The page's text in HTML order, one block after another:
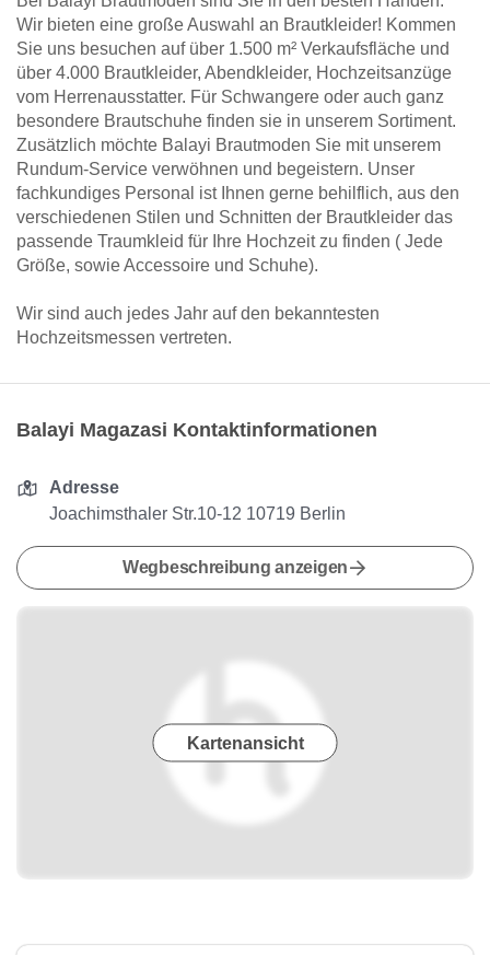
Wir bieten eine große Auswahl an Brautkleider! Kommen
Sie uns besuchen auf über 1.500 m² Verkaufsfläche und
über 4.000 Brautkleider, Abendkleider, Hochzeitsanzüge
vom Herrenausstatter. Für Schwangere oder auch ganz
besondere Brautschuhe finden sie in unserem Sortiment.
Zusätzlich möchte Balayi Brautmoden Sie mit unserem
Rundum-Service verwöhnen und begeistern. Unser
fachkundiges Personal ist Ihnen gerne behilflich, aus den
verschiedenen Stilen und Schnitten der Brautkleider das
passende Traumkleid für Ihre Hochzeit zu finden ( Jede
Größe, sowie Accessoire und Schuhe).
Wir sind auch jedes Jahr auf den bekanntesten
Hochzeitsmessen vertreten.
Balayi Magazasi Kontaktinformationen
Adresse
Joachimsthaler Str.10-12 10719 Berlin
Wegbeschreibung anzeigen
Kartenansicht